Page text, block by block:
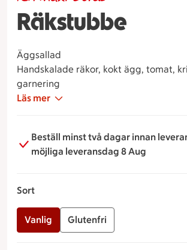
Räkstubbe
Äggsallad
Handskalade räkor, kokt ägg, tomat,
garnering
Läs mer
Beställ minst två dagar innan
möjliga leveransdag 8 Aug
Sort
Vanlig Glutenfri